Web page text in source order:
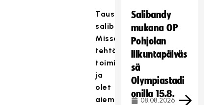
Taustasi
salibandyssa:
Missä
tehtävissä
toimit
ja
olet
aiemmin
Salibandy
mukana OP
Pohjolan
liikuntapäiväs
sä
Olympiastadi
onilla 15.8.
08.08.2026